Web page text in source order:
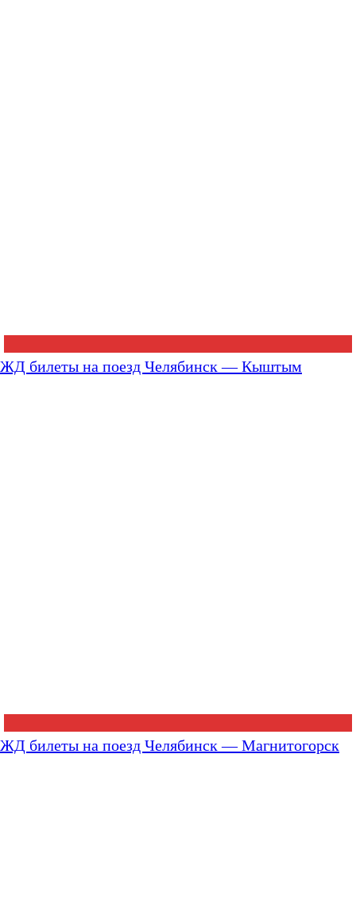
ЖД билеты на поезд Челябинск — Кыштым
ЖД билеты на поезд Челябинск — Магнитогорск